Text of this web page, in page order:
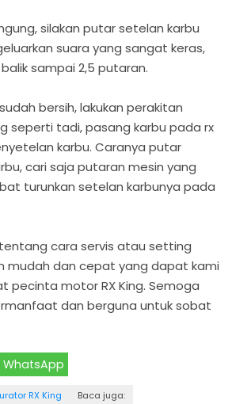
silakan putar setelan karbu
suara yang sangat keras,
sampai 2,5 putaran.
bersih, lakukan perakitan
seperti tadi, pasang karbu pada rx
karbu. Caranya putar
cari saja putaran mesin yang
turunkan setelan karbunya pada
cara servis atau setting
mudah dan cepat yang dapat kami
pecinta motor RX King. Semoga
dan berguna untuk sobat
WhatsApp
RX King Baca juga: